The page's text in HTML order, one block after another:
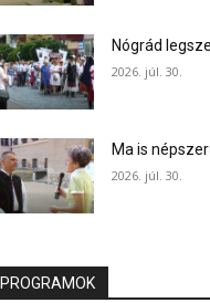
Nógrád
2026. júl. 30.
Ma is
2026. júl. 30.
PROGRAMOK